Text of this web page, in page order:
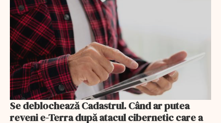
Se deblochează Cadastrul. Când ar putea
reveni e-Terra după atacul cibernetic care a